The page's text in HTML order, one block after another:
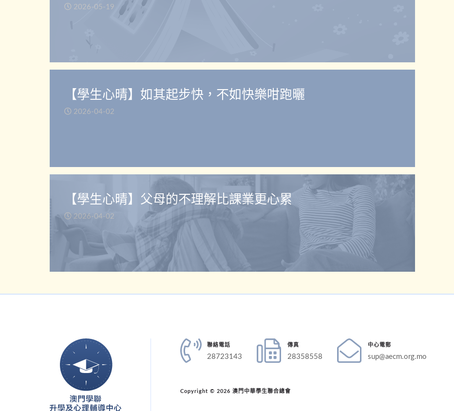
2026-05-19
【學生心晴】如其起步快，不如快樂咁跑曬
2026-04-02
【學生心晴】父母的不理解比課業更心累
2026-04-02
聯絡電話
28723143
傳真
28358558
中心電郵
sup@aecm.org.mo
Copyright © 2026 澳門中華學生聯合總會